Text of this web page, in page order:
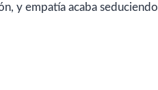
y empatía acaba seduciendo